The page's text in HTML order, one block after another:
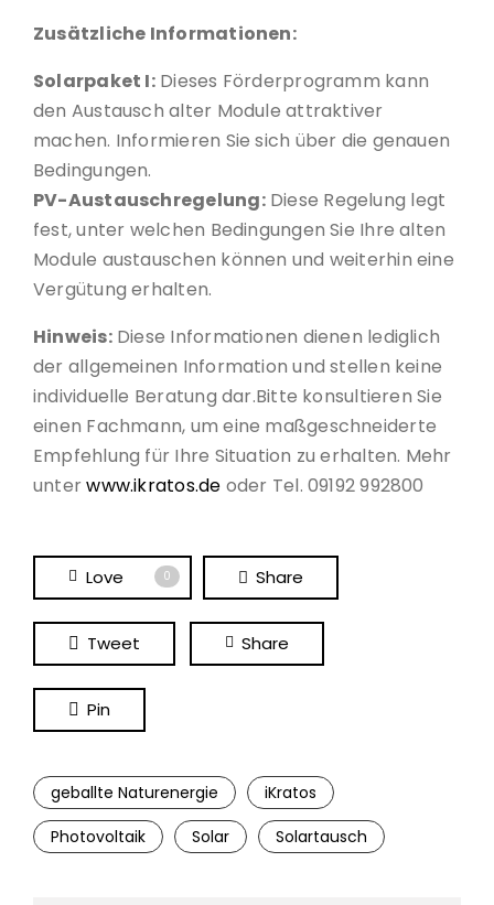
Zusätzliche Informationen:
Solarpaket I:Dieses Förderprogramm kann
den Austausch alter Module attraktiver
machen. Informieren Sie sich über die genauen
Bedingungen.
PV-Austauschregelung:Diese Regelung legt
fest, unter welchen Bedingungen Sie Ihre alten
Module austauschen können und weiterhin eine
Vergütung erhalten.
Hinweis:Diese Informationen dienen lediglich
der allgemeinen Information und stellen keine
individuelle Beratung dar.Bitte konsultieren Sie
einen Fachmann, um eine maßgeschneiderte
Empfehlung für Ihre Situation zu erhalten. Mehr
unterwww.ikratos.de oder Tel. 09192 992800
Love 0 Share
Tweet Share
Pin
geballte Naturenergie
iKratos
Photovoltaik
Solar Solartausch